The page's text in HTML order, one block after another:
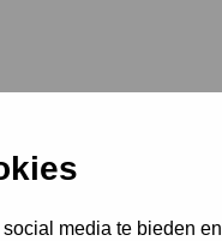
media te bieden en